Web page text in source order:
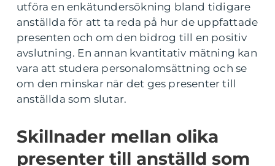
utföra en enkätundersökning bland tidigare
anställda för att ta reda på hur de uppfattade
presenten och om den bidrog till en positiv
avslutning. En annan kvantitativ mätning kan
vara att studera personalomsättning och se
om den minskar när det ges presenter till
anställda som slutar.
Skillnader mellan olika
presenter till anställd som